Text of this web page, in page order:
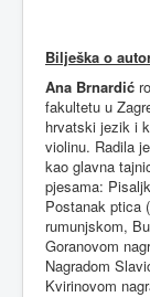
Bilješka o
Ana Brnardić
fakultetu u
hrvatski jezik i
violinu. Radila
kao glavna
pjesama:
Postanak ptica
rumunjskom,
Goranovom
Nagradom
Kvirinovom